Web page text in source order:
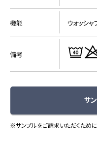
機能 ウォッシ
備考
サ
※サンプルをご請求いただくため